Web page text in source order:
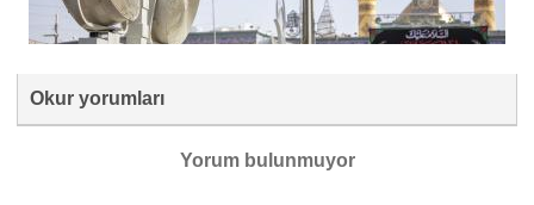
Okur yorumları
Yorum bulunmuyor